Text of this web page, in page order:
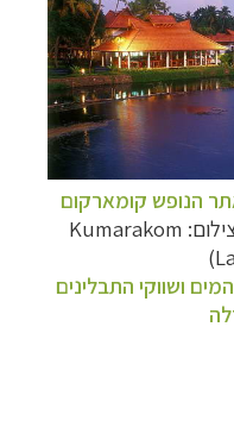
הנופש קומארקום
Kumarakom
)
ושווקי התבלינים